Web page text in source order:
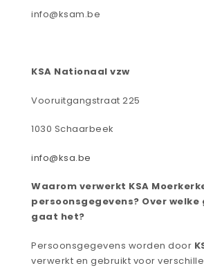
info@ksam.be
KSA Nationaal vzw
Vooruitgangstraat 225
1030 Schaarbeek
info@ksa.be
Waarom verwerkt KSA
persoonsgegevens? Over welke
gaat het?
Persoonsgegevens worden door
verwerkt en gebruikt voor